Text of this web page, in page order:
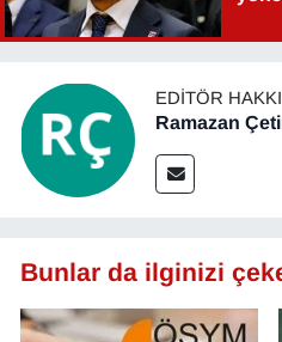
EDITÖR
Ramazan
Bunlar da ilginizi
VAN'DA SPOR
Vasıta